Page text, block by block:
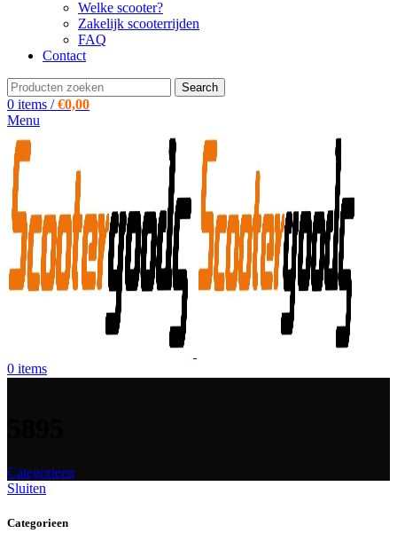
Welke scooter?
Zakelijk scooterrijden
FAQ
Contact
Search
0 items / €0,00
Menu
0 items
Categorieen
Sluiten
Categorieen